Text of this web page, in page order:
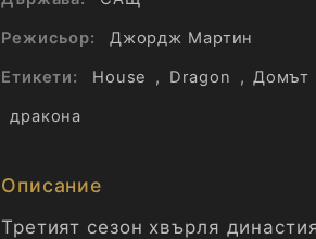
Режисьор:
Джордж Мартин
Етикети:
House , Dragon , Домът
дракона
Описание
Третият сезон хвърля